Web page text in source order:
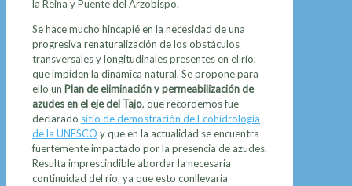
la Reina y Puente del Arzobispo.
Se hace mucho hincapié en la necesidad de una
progresiva renaturalización de los obstáculos
transversales y longitudinales presentes en el río,
que impiden la dinámica natural. Se propone para
ello un Plan de eliminación y permeabilización de
azudes en el eje del Tajo, que recordemos fue
declarado sitio de demostración de Ecohidrología
de la UNESCO y que en la actualidad se encuentra
fuertemente impactado por la presencia de azudes.
Resulta imprescindible abordar la necesaria
continuidad del río, ya que esto conllevaría